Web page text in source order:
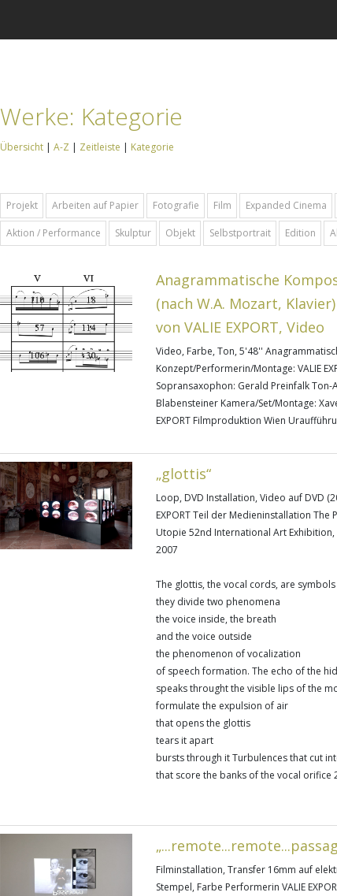
Werke: Kategorie
Übersicht | A-Z | Zeitleiste | Kategorie
Projekt Arbeiten auf Papier Fotografie Film Expanded Cinema
Aktion / Performance Skulptur Objekt Selbstportrait Edition
Anagrammatische
(nach W.A. Mozart,
von VALIE EXPORT, Video
Video, Farbe, Ton, 5'48''
Konzept/Performerin/Montage: VALIE
Sopransaxophon: Gerald Preinfalk Ton-
Blabensteiner Kamera/Set/Montage:
EXPORT Filmproduktion Wien
„glottis“
Loop, DVD Installation, Video auf DVD
EXPORT Teil der Medieninstallation
Utopie 52nd International Art Exhibition,
2007
The glottis, the vocal cords, are
they divide two phenomena
the voice inside, the breath
and the voice outside
the phenomenon of vocalization
of speech formation. The echo of the
speaks throught the visible lips of the
formulate the expulsion of air
that opens the glottis
tears it apart
bursts through it Turbulences that cut
that score the banks of the vocal orifice
Filminstallation, Transfer 16mm auf
Stempel, Farbe Performerin VALIE